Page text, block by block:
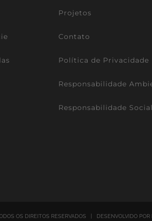
Projetos
Contato
Política de Privacidade
Responsabilidade
Responsabilidade Social
OS DIREITOS RESERVADOS | DESENVOLVIDO POR